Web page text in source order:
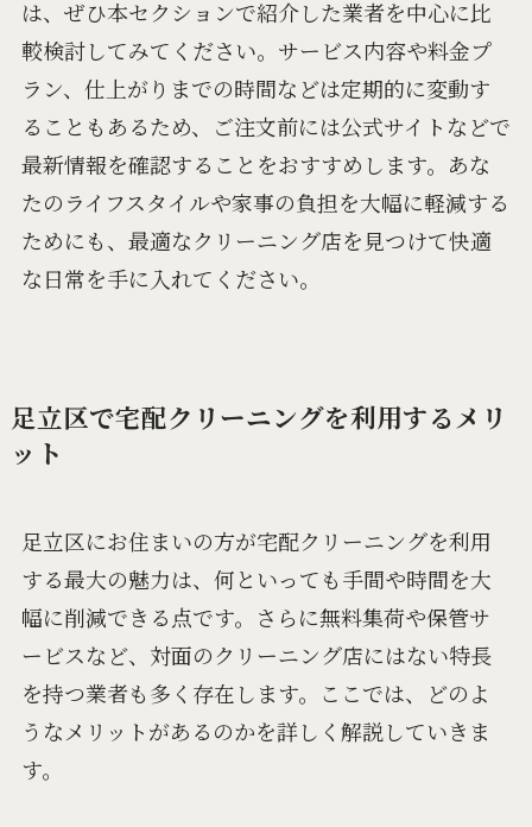
は、ぜひ本セクションで紹介した業者を中心に比
較検討してみてください。サービス内容や料金プ
ラン、仕上がりまでの時間などは定期的に変動す
ることもあるため、ご注文前には公式サイトなどで
最新情報を確認することをおすすめします。あな
たのライフスタイルや家事の負担を大幅に軽減する
ためにも、最適なクリーニング店を見つけて快適
な日常を手に入れてください。
足立区で宅配クリーニングを利用するメリ
ット
足立区にお住まいの方が宅配クリーニングを利用
する最大の魅力は、何といっても手間や時間を大
幅に削減できる点です。さらに無料集荷や保管サ
ービスなど、対面のクリーニング店にはない特長
を持つ業者も多く存在します。ここでは、どのよ
うなメリットがあるのかを詳しく解説していきま
す。